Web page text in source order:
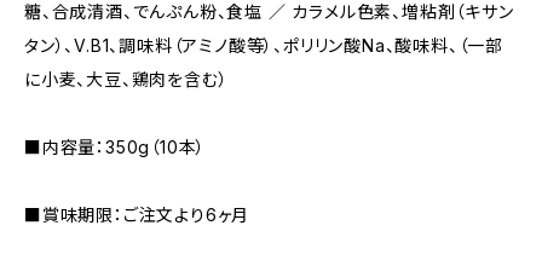
糖、合成清酒、でんぷん粉、食塩 ／ カラメル色素、増粘剤（キサン
タン）、V.B1、調味料（アミノ酸等）、ポリリン酸Na、酸味料、（一部
に小麦、大豆、鶏肉を含む）
■内容量：350g（10本）
■賞味期限：ご注文より6ヶ月